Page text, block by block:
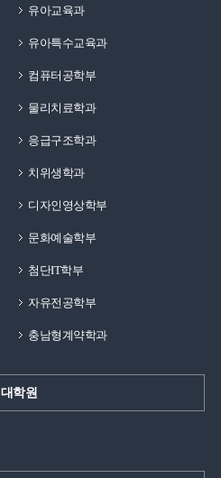
유아교육과
유아특수교육과
컴퓨터공학부
물리치료학과
응급구조학과
치위생학과
디자인영상학부
문화예술학부
첨단IT학부
자유전공학부
충남형계약학과
대학원